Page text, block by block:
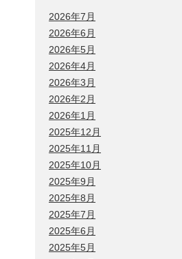
2026年7月
2026年6月
2026年5月
2026年4月
2026年3月
2026年2月
2026年1月
2025年12月
2025年11月
2025年10月
2025年9月
2025年8月
2025年7月
2025年6月
2025年5月